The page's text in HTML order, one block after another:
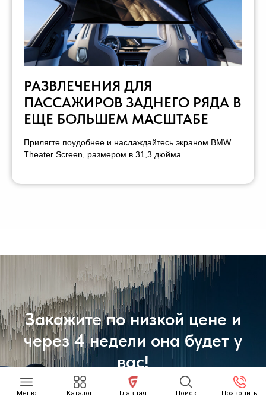
Меню Каталог Главная Поиск Позвонить
РАЗВЛЕЧЕНИЯ ДЛЯ
ПАССАЖИРОВ ЗАДНЕГО РЯДА В
ЕЩЕ БОЛЬШЕМ МАСШТАБЕ
Прилягте поудобнее и наслаждайтесь экраном BMW
Theater Screen, размером в 31,3 дюйма.
Закажите по низкой цене и
через 4 недели она будет у
вас!